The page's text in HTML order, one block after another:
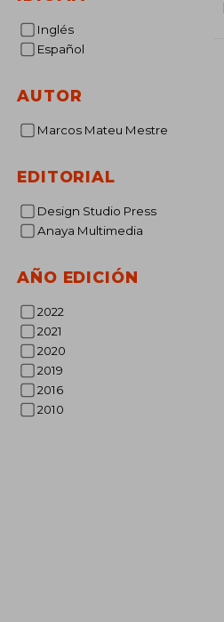
Inglés
Español
AUTOR
Marcos Mateu Mestre
EDITORIAL
Design Studio Press
Anaya Multimedia
AÑO EDICIÓN
2022
2021
2020
2019
2016
2010